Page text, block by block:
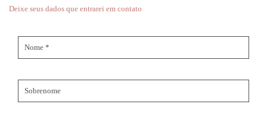
Deixe seus dados que entrarei em contato